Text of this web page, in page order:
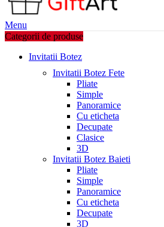
Menu
Categorii de produse
Invitatii Botez
Invitatii Botez Fete
Pliate
Simple
Panoramice
Cu eticheta
Decupate
Clasice
3D
Invitatii Botez Baieti
Pliate
Simple
Panoramice
Cu eticheta
Decupate
3D